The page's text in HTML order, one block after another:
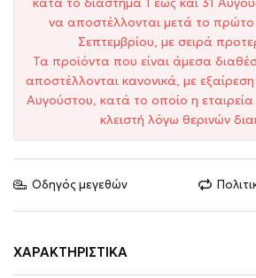
να αποστέλλονται μετά το
Σεπτεμβρίου, με σειρά
Τα προϊόντα που είναι άμεσα
αποστέλλονται κανονικά, με
Αυγούστου, κατά το οποίο η
κλειστή λόγω θερινών
Οδηγός μεγεθών
ΧΑΡΑΚΤΗΡΙΣΤΙΚΆ